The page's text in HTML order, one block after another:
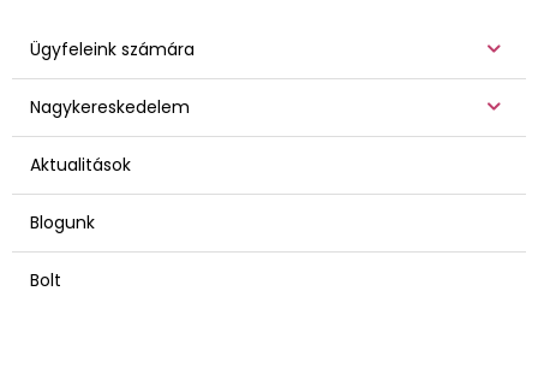
Ügyfeleink számára
Nagykereskedelem
Aktualitások
Blogunk
Bolt